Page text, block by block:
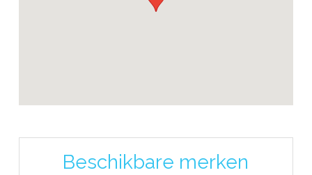
Beschikbare merken